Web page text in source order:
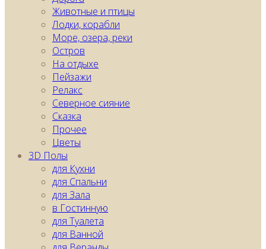
Животные и птицы
Лодки, корабли
Море, озера, реки
Остров
На отдыхе
Пейзажи
Релакс
Северное сияние
Сказка
Прочее
Цветы
3D Полы
для Кухни
для Спальни
для Зала
в Гостинную
для Туалета
для Ванной